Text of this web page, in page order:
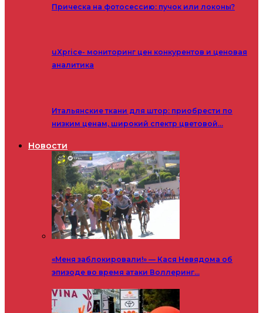
Прическа на фотосессию: пучок или локоны?
uXprice- мониторинг цен конкурентов и ценовая
аналитика
Итальянские ткани для штор: приобрести по
низким ценам, широкий спектр цветовой…
Новости
«Меня заблокировали!» — Кася Невядома об
эпизоде во время атаки Воллеринг…